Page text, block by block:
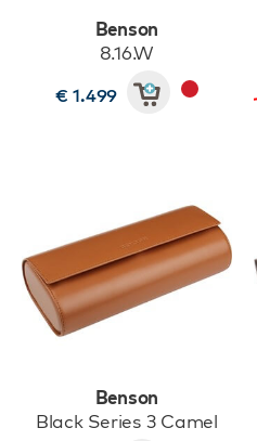
Benson
8.16.W
€ 1.499
Benson
Black Series 3 Camel